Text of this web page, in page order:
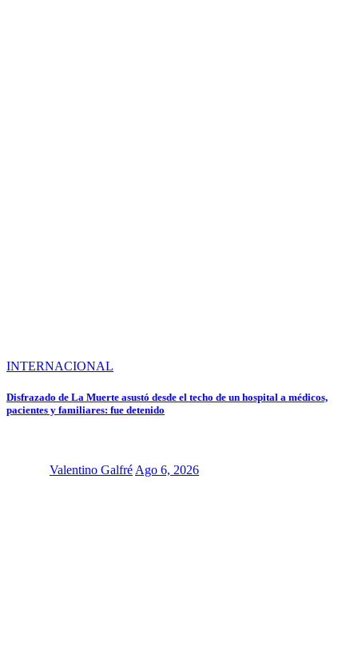
INTERNACIONAL
Disfrazado de La Muerte asustó desde el techo de un hospital a médicos,
pacientes y familiares: fue detenido
Valentino Galfré Ago 6, 2026